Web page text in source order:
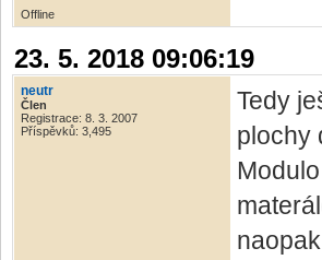
Offline
23. 5. 2018 09:06:19
neutr
Člen
Registrace: 8. 3. 2007
Příspěvků: 3,495
Tedy
plochy